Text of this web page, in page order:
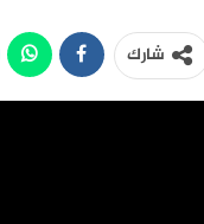
شارك